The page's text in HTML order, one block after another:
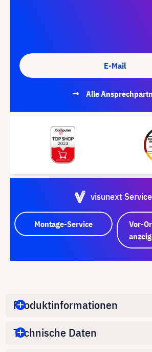
E-Mail
Alle
visunext
Montage-Service
Vor-
Produktinformationen
Technische Daten